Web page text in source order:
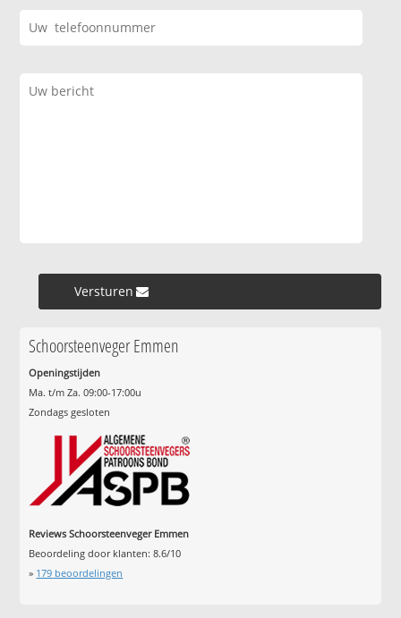
Versturen »
Schoorsteenveger Emmen
Openingstijden
Ma. t/m Za. 09:00-17:00u
Zondags gesloten
Reviews Schoorsteenveger Emmen
Beoordeling door klanten:8.6/10
» 179 beoordelingen